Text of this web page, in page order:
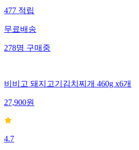
477 적립
무료배송
278명 구매중
비비고 돼지고기김치찌개 460g x6개
27,900원
4.7